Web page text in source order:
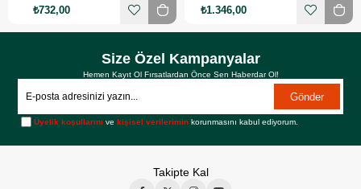
₺732,00 ₺1.346,00
Size Özel Kampanyalar
Hemen Kayıt Ol Fırsatlardan Önce Sen Haberdar Ol!
Gönder
Üyelik koşullarını vekişisel verilerimin korunmasını kabul ediyorum.
Takipte Kal